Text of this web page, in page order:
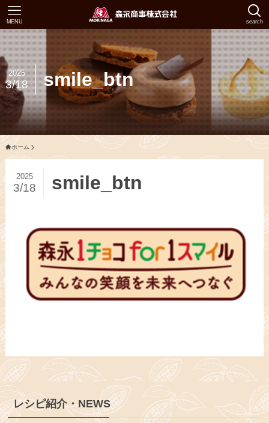
search
MENU
smile_btn
2025
3/18
ホーム
smile_btn
2025
3/18
レシピ紹介・NEWS